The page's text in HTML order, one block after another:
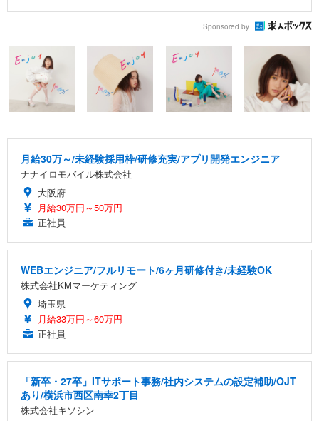
Sponsored by
月給30万～/未経験採用枠/研修充実/アプリ開発エンジニア
ナナイロモバイル株式会社
大阪府
月給30万円～50万円
正社員
WEBエンジニア/フルリモート/6ヶ月研修付き/未経験OK
株式会社KMマーケティング
埼玉県
月給33万円～60万円
正社員
「新卒・27卒」ITサポート事務/社内システムの設定補助/OJT
あり/横浜市西区南幸2丁目
株式会社キソシン